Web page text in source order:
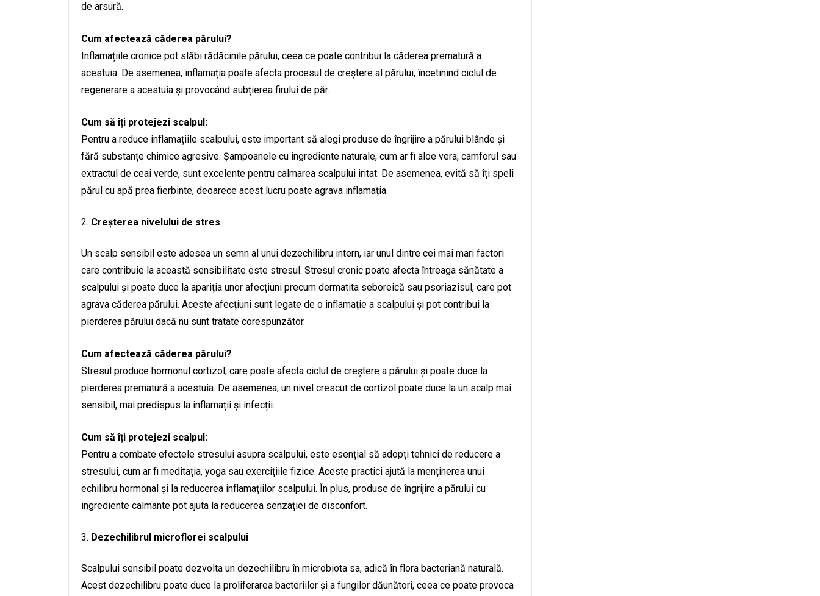
de arsură.
Cum afectează căderea părului?
Inflamațiile cronice pot slăbi rădăcinile părului, ceea ce poate contribui la căderea prematură a
acestuia. De asemenea, inflamația poate afecta procesul de creștere al părului, încetinind ciclul de
regenerare a acestuia și provocând subțierea firului de păr.
Cum să îți protejezi scalpul:
Pentru a reduce inflamațiile scalpului, este important să alegi produse de îngrijire a părului blânde și
fără substanțe chimice agresive. Șampoanele cu ingrediente naturale, cum ar fi aloe vera, camforul sau
extractul de ceai verde, sunt excelente pentru calmarea scalpului iritat. De asemenea, evită să îți speli
părul cu apă prea fierbinte, deoarece acest lucru poate agrava inflamația.
Creșterea nivelului de stres
Un scalp sensibil este adesea un semn al unui dezechilibru intern, iar unul dintre cei mai mari factori
care contribuie la această sensibilitate este stresul. Stresul cronic poate afecta întreaga sănătate a
scalpului și poate duce la apariția unor afecțiuni precum dermatita seboreică sau psoriazisul, care pot
agrava căderea părului. Aceste afecțiuni sunt legate de o inflamație a scalpului și pot contribui la
pierderea părului dacă nu sunt tratate corespunzător.
Cum afectează căderea părului?
Stresul produce hormonul cortizol, care poate afecta ciclul de creștere a părului și poate duce la
pierderea prematură a acestuia. De asemenea, un nivel crescut de cortizol poate duce la un scalp mai
sensibil, mai predispus la inflamații și infecții.
Cum să îți protejezi scalpul:
Pentru a combate efectele stresului asupra scalpului, este esențial să adopți tehnici de reducere a
stresului, cum ar fi meditația, yoga sau exercițiile fizice. Aceste practici ajută la menținerea unui
echilibru hormonal și la reducerea inflamațiilor scalpului. În plus, produse de îngrijire a părului cu
ingrediente calmante pot ajuta la reducerea senzației de disconfort.
Dezechilibrul microflorei scalpului
Scalpului sensibil poate dezvolta un dezechilibru în microbiota sa, adică în flora bacteriană naturală.
Acest dezechilibru poate duce la proliferarea bacteriilor și a fungilor dăunători, ceea ce poate provoca